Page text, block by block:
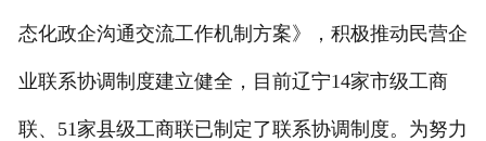
态化政企沟通交流工作机制方案》，积极推动民营企
业联系协调制度建立健全，目前辽宁14家市级工商
联、51家县级工商联已制定了联系协调制度。为努力